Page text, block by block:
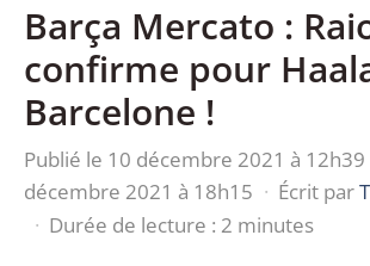
Barça Mercato :
confirme pour
Barcelone !
Publié le 10 décembre 2021 à 12h39
décembre 2021 à 18h15 · Écrit par
· Durée de lecture : 2 minutes